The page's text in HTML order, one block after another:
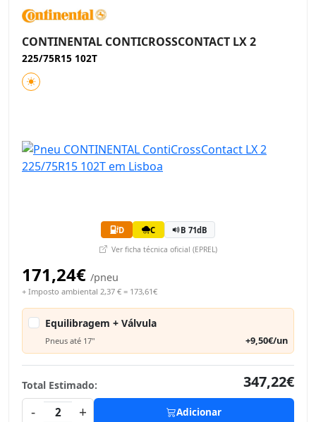
CONTINENTAL CONTICROSSCONTACT LX 2
225/75R15 102T
D C B 71dB
Ver ficha técnica oficial (EPREL)
171,24€ /pneu
+ Imposto ambiental 2,37 € = 173,61€
Equilibragem + Válvula
Pneus até 17" +9,50€/un
Total Estimado:
347,22€
-
2 + Adicionar